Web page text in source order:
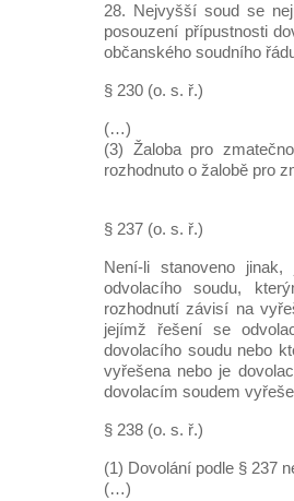
28. Nejvyšší soud se
posouzení přípustnosti
občanského soudního
§ 230 (o. s. ř.)
(…)
(3) Žaloba pro
rozhodnuto o žalobě pro
§ 237 (o. s. ř.)
Není-li stanoveno
odvolacího soudu,
rozhodnutí závisí na
jejímž řešení se
dovolacího soudu nebo
vyřešena nebo je
dovolacím soudem
§ 238 (o. s. ř.)
(1) Dovolání podle § 237
(…)